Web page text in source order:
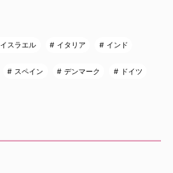
イスラエル イタリア インド
スペイン デンマーク ドイツ